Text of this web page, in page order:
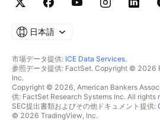
日本語
市場データ提供: ICE Data Services.
参照データ提供: FactSet. Copyright © 2026
Inc.
Copyright © 2026, American Bankers
供: FactSet Research Systems Inc. All rights
SEC提出書類およびその他ドキュメント提供:
© 2026 TradingView, Inc.